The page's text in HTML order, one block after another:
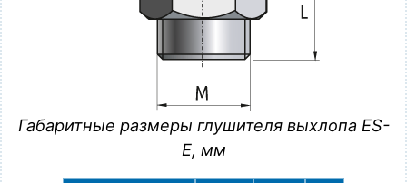
Габаритные размеры глушителя выхлопа ES-
E, мм